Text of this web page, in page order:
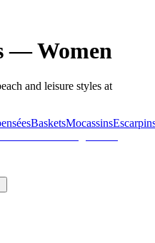
— Women
and leisure styles at
BasketsMocassins